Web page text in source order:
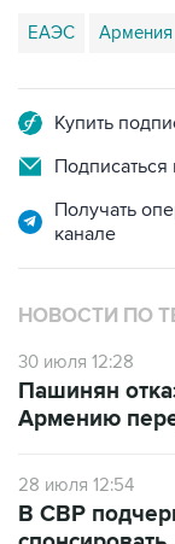
Подписаться
Получать
НОВОСТИ ПО
30 июля 12:28
Армению
28 июля 12:54
ЕС